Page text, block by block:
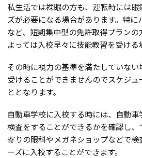
私生活では裸眼の方も、運転時には
ズが必要になる場合があります。特
など、短期集中型の免許取得プラン
よっては入校早々に技能教習を受ける
その時に視力の基準を満たしていな
受けることができませんのでスケジュ
ととなります。
自動車学校に入校する時には、自動
検査をすることができるかを確認し
寄りの眼科やメガネショップなどで
ーズに入校することができます。